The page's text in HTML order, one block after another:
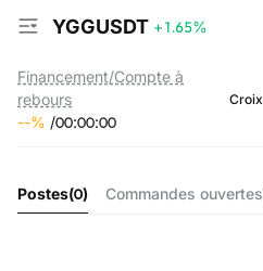
YGGUSDT +1.65%
Financement/Compte à
rebours
--% /00:00:00
Croix
Postes(0) Commandes ouvertes